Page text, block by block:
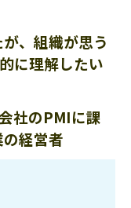
、組織が思う
に理解したい
社のPMIに課
経営者